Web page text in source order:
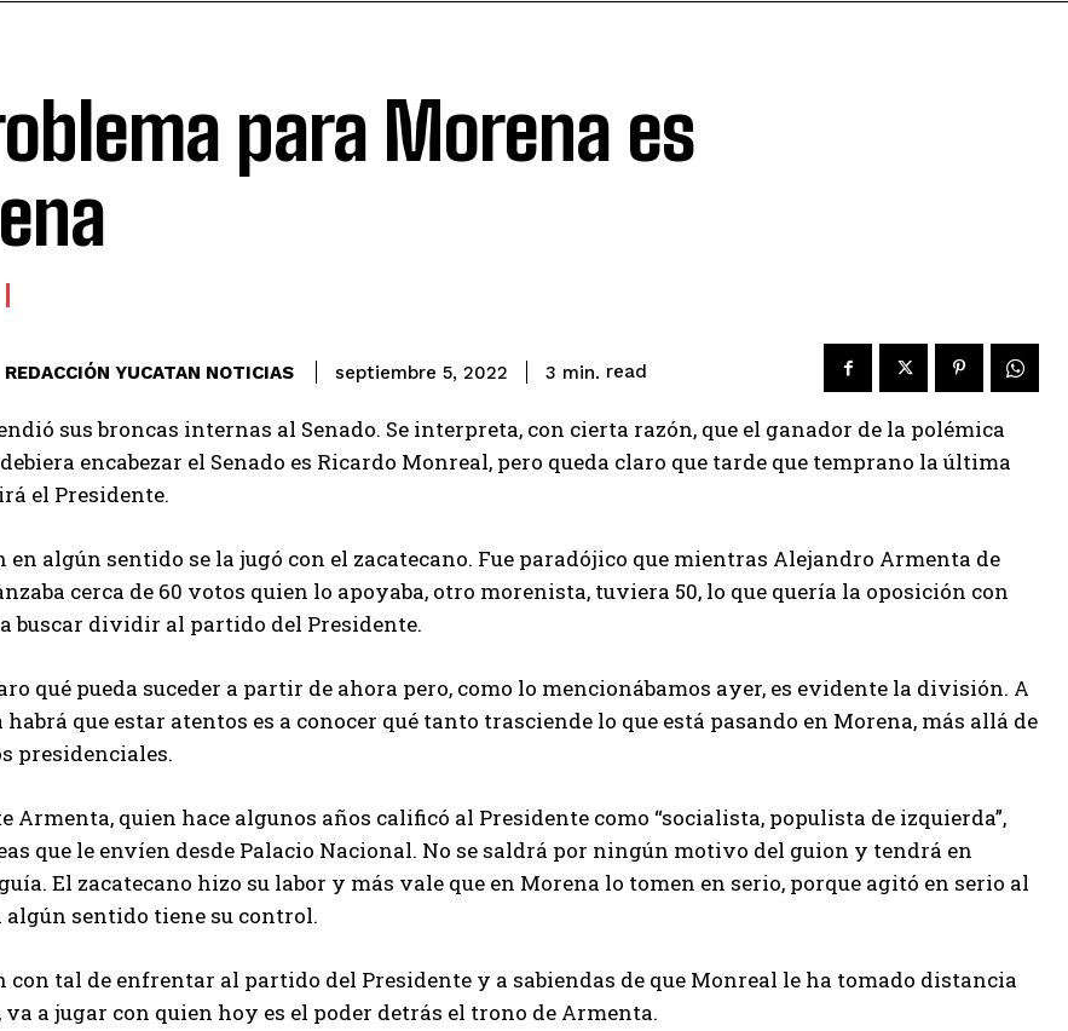
para Morena es
REDACCIÓN YUCATAN NOTICIAS septiembre 5, 2022 3 min. read
sus broncas internas al Senado. Se interpreta, con cierta razón, que el ganador de la polémica
encabezar el Senado es Ricardo Monreal, pero queda claro que tarde que temprano la última
el Presidente.
en algún sentido se la jugó con el zacatecano. Fue paradójico que mientras Alejandro Armenta de
cerca de 60 votos quien lo apoyaba, otro morenista, tuviera 50, lo que quería la oposición con
buscar dividir al partido del Presidente.
qué pueda suceder a partir de ahora pero, como lo mencionábamos ayer, es evidente la división. A
habrá que estar atentos es a conocer qué tanto trasciende lo que está pasando en Morena, más allá de
presidenciales.
Armenta, quien hace algunos años calificó al Presidente como “socialista, populista de izquierda”,
que le envíen desde Palacio Nacional. No se saldrá por ningún motivo del guion y tendrá en
El zacatecano hizo su labor y más vale que en Morena lo tomen en serio, porque agitó en serio al
algún sentido tiene su control.
con tal de enfrentar al partido del Presidente y a sabiendas de que Monreal le ha tomado distancia
va a jugar con quien hoy es el poder detrás el trono de Armenta.